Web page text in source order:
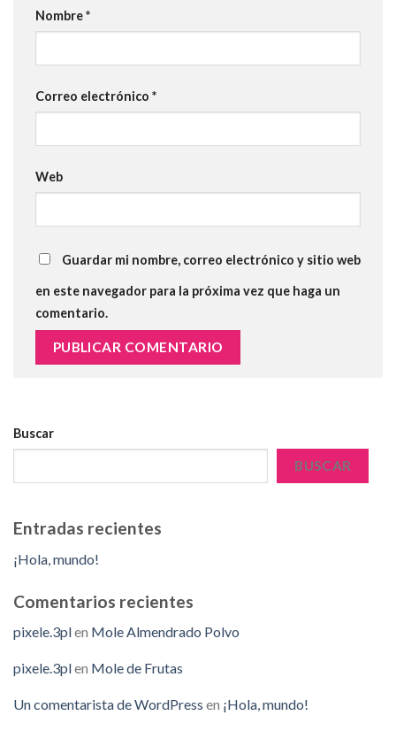
Nombre*
Correo electrónico *
Web
Guardar mi nombre, correo electrónico y sitio web
en este navegador para la próxima vez que haga un
comentario.
Buscar
BUSCAR
Entradas recientes
¡Hola, mundo!
Comentarios recientes
pixele.3plen Mole Almendrado Polvo
pixele.3plen Mole de Frutas
Un comentarista de WordPress en ¡Hola, mundo!